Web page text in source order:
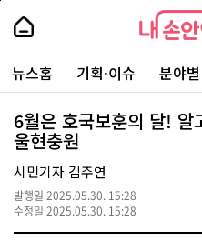
본
로
가
내
손
안
에
서
울
-
서
울
시
대
표
소
통
포
내
손
에
울
주
요
서
뉴스홈 기획·이슈 분야
6월은 호국보훈의 달! 알
울현충원
시민기자 김주연
발행일 2025.05.30. 15:28
수정일 2025.05.30. 15:28
페
상
단
로